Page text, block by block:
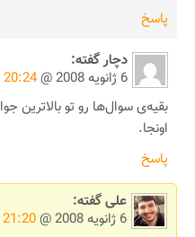
پاسخ
دچارگفته:
6 ژانویه 2008 @
20:24
بقیه‌ی سوال‌ها رو تو بالاترین
اونجا.
پاسخ
علیگفته:
6 ژانویه 2008 @
21:20